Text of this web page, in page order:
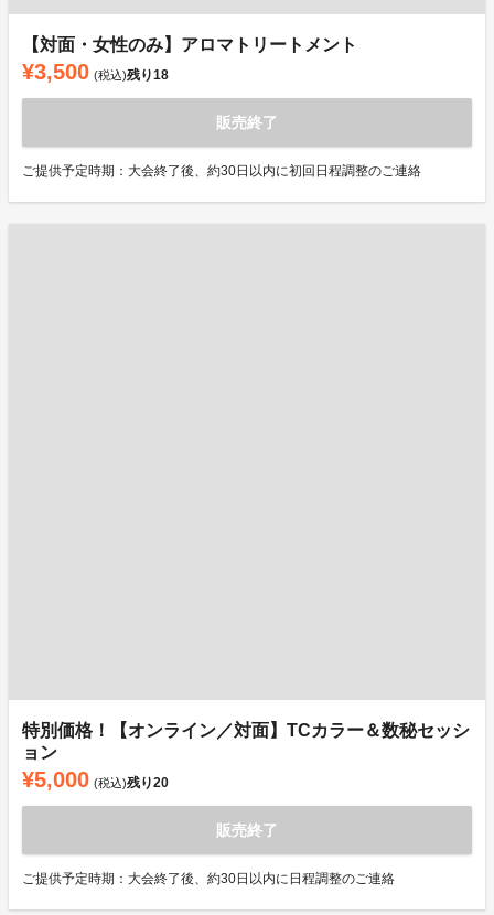
【対面・女性のみ】アロマトリートメント
¥3,500 (税込)残り18
販売終了
ご提供予定時期：大会終了後、約30日以内に初回日程調整のご連絡
特別価格！【オンライン／対面】TCカラー＆数秘セッシ
ョン
¥5,000 (税込)残り20
販売終了
ご提供予定時期：大会終了後、約30日以内に日程調整のご連絡